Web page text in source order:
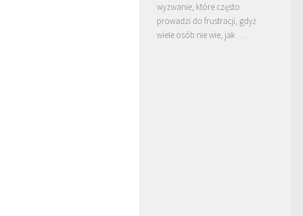
wyzwanie, które często
prowadzi do frustracji, gdyż
wiele osób nie wie, jak …